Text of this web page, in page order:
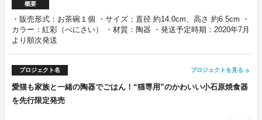
概要
・販売形式：お茶碗１個 ・サイズ：直径 約14.0cm、高さ 約6.5cm ・
カラー：紅彩（べにさい） ・材質：陶器 ・発送予定時期：2020年7月
より順次発送
プロジェクト名 プロジェクトを見る arrow_forward
愛猫も家族と一緒の陶器でごはん！“猫専用”のかわいい小石原焼食器
を先行限定発売